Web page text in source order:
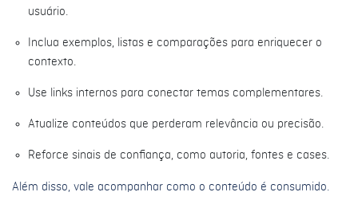
usuário.
Inclua exemplos, listas e comparações para enriquecer o
contexto.
Use links internos para conectar temas complementares.
Atualize conteúdos que perderam relevância ou precisão.
Reforce sinais de confiança, como autoria, fontes e cases.
Além disso, vale acompanhar como o conteúdo é consumido.